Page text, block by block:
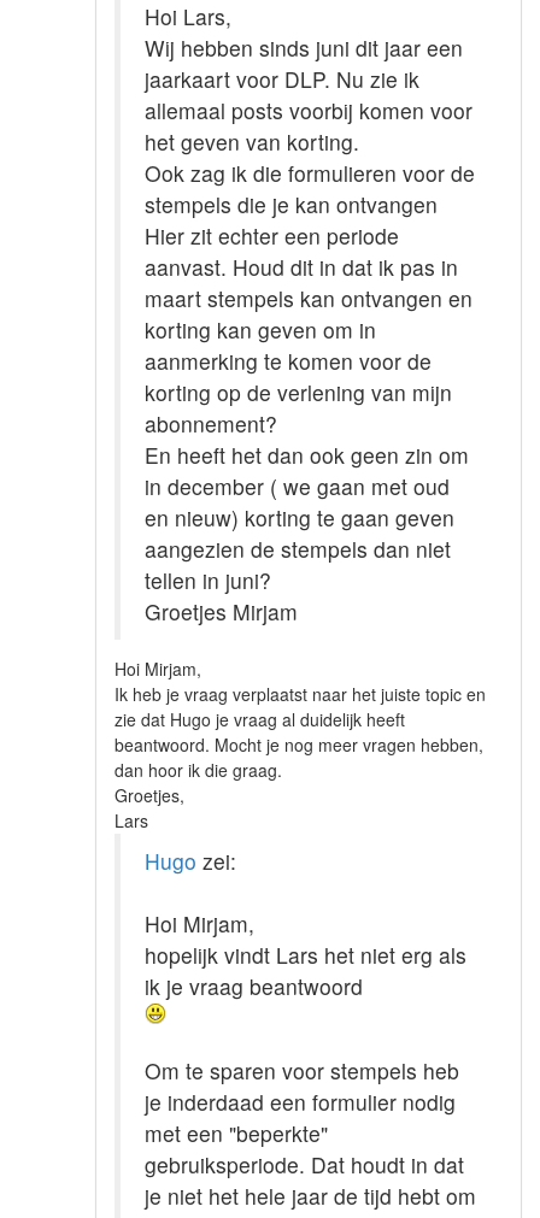
Hoi Lars,
Wij hebben sinds juni dit jaar een
jaarkaart voor DLP. Nu zie ik
allemaal posts voorbij komen voor
het geven van korting.
Ook zag ik die formulieren voor de
stempels die je kan ontvangen
Hier zit echter een periode
aanvast. Houd dit in dat ik pas in
maart stempels kan ontvangen en
korting kan geven om in
aanmerking te komen voor de
korting op de verlening van mijn
abonnement?
En heeft het dan ook geen zin om
in december ( we gaan met oud
en nieuw) korting te gaan geven
aangezien de stempels dan niet
tellen in juni?
Groetjes Mirjam
Hoi Mirjam,
Ik heb je vraag verplaatst naar het juiste topic en
zie dat Hugo je vraag al duidelijk heeft
beantwoord. Mocht je nog meer vragen hebben,
dan hoor ik die graag.
Groetjes,
Lars
Hugo zei:
Hoi Mirjam,
hopelijk vindt Lars het niet erg als
ik je vraag beantwoord
Om te sparen voor stempels heb
je inderdaad een formulier nodig
met een "beperkte"
gebruiksperiode. Dat houdt in dat
je niet het hele jaar de tijd hebt om